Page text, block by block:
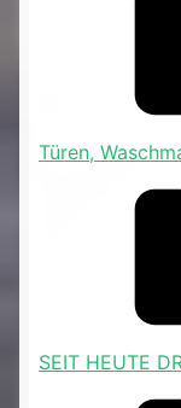
Türen,
SEIT HEUTE